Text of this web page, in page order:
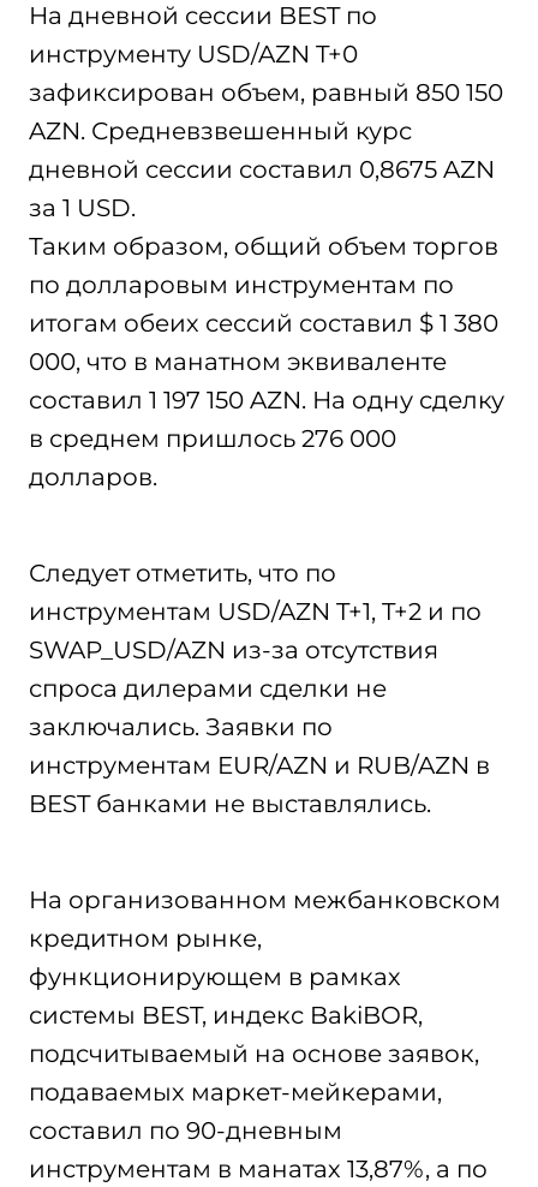
На дневной сессии BEST по
инструменту USD/AZN T+0
зафиксирован объем, равный 850 150
AZN. Средневзвешенный курс
дневной сессии составил 0,8675 AZN
за 1 USD.
Таким образом, общий объем торгов
по долларовым инструментам по
итогам обеих сессий составил $ 1 380
000, что в манатном эквиваленте
составил 1 197 150 AZN. На одну сделку
в среднем пришлось 276 000
долларов.
Следует отметить, что по
инструментам USD/AZN T+1, T+2 и по
SWAP_USD/AZN из-за отсутствия
спроса дилерами сделки не
заключались. Заявки по
инструментам EUR/AZN и RUB/AZN в
BEST банками не выставлялись.
На организованном межбанковском
кредитном рынке,
функционирующем в рамках
системы BEST, индекс BakiBOR,
подсчитываемый на основе заявок,
подаваемых маркет-мейкерами,
составил по 90-дневным
инструментам в манатах 13,87%, а по